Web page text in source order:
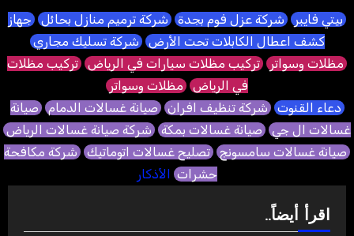
بيتي فايبر شركة عزل فوم بجدة شركة ترميم منازل بحائل جهاز
كشف اعطال الكابلات تحت الأرض شركة تسليك مجاري
مظلات وسواتر تركيب مظلات سيارات في الرياض تركيب مظلات
في الرياض مظلات وسواتر
دعاء القنوت شركة تنظيف افران صيانة غسالات الدمام صيانة
غسالات ال جي صيانة غسالات بمكة شركة صيانة غسالات الرياض
صيانة غسالات سامسونج تصليح غسالات اتوماتيك شركة مكافحة
حشرات الأذكار
اقرأ أيضاً..